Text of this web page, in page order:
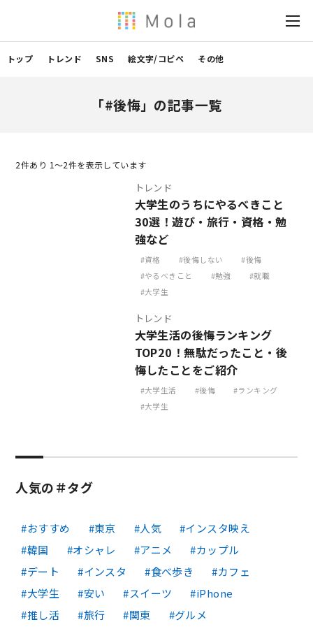
トップ トレンド SNS 絵文字/コピペ その他
「#後悔」の記事一覧
2件あり 1〜2件を表示しています
トレンド
大学生のうちにやるべきこと
30選！遊び・旅行・資格・勉
強など
資格 後悔しない
後悔
やるべきこと
勉強
就職
大学生
トレンド
大学生活の後悔ランキング
TOP20！無駄だったこと・後
悔したことをご紹介
大学生活 後悔
ランキング
大学生
人気の＃タグ
おすすめ 東京 人気
インスタ映え
韓国
オシャレ アニメ
カップル
デート
インスタ 食べ歩き
カフェ
大学生
安い スイーツ
iPhone
推し活
旅行 関東 グルメ